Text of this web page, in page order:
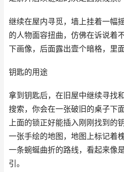
继续在屋内寻觅，墙上挂着一幅
的人物面容扭曲，仿佛在诉说着
下画像，后面露出壹个暗格，里
钥匙的用途
拿到钥匙后，在旧屋中继续寻找
搜索，你会在一张破旧的桌子下
上面的锁正好能插入刚刚找到的
一张手绘的地图，地图上标记着
一条蜿蜒曲折的路线，看起来像
引。